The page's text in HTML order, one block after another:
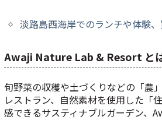
淡路島西海岸でのランチや体験
Awaji Nature Lab & Resort と
旬野菜の収穫や土づくりなどの「農
レストラン、自然素材を使用した「
感できるサスティナブルガーデン、